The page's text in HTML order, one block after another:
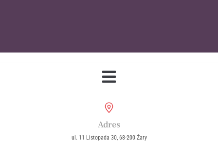
Adres
ul. 11 Listopada 30, 68-200 Żary